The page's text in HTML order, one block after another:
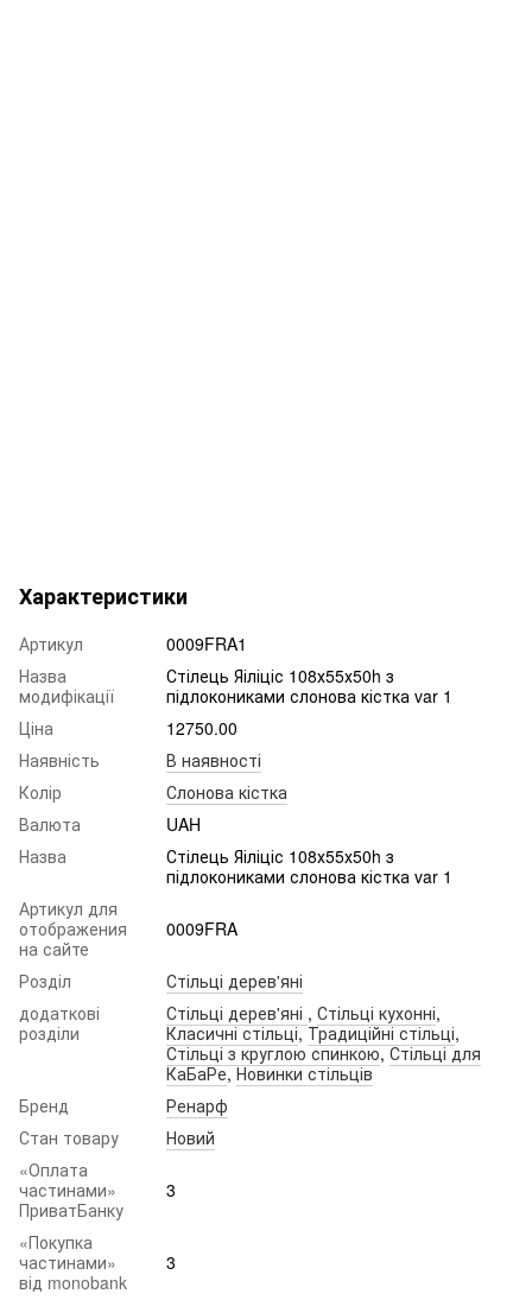
Характеристики
Артикул
0009FRA1
Назва
модифікації
Стілець Яіліціс 108х55х50h з
підлокониками слонова кістка var 1
Ціна
12750.00
Наявність
В наявності
Колір
Слонова кістка
Валюта
UAH
Назва
Стілець Яіліціс 108х55х50h з
підлокониками слонова кістка var 1
Артикул для
отображения
на сайте
0009FRA
Розділ
Стільці дерев'яні
додаткові
розділи
Стільці дерев'яні , Стільці кухонні,
Класичні стільці,Традиційні стільці,
Стільці з круглою спинкою,Стільці для
КаБаРе,Новинки стільців
Бренд
Ренарф
Стан товару
Новий
«Оплата
частинами»
ПриватБанку
3
«Покупка
частинами»
від monobank
3